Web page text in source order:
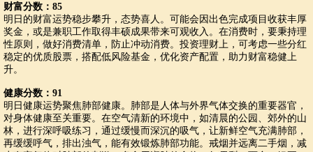
财富分数：85
明日的财富运势稳步攀升，态势喜人。可能会因出色完成项目收获丰厚
奖金，或是兼职工作取得丰硕成果带来可观收入。在消费时，要秉持理
性原则，做好消费清单，防止冲动消费。投资理财上，可考虑一些分红
稳定的优质股票，搭配低风险基金，优化资产配置，助力财富稳健上
升。
健康分数：91
明日健康运势聚焦肺部健康。肺部是人体与外界气体交换的重要器官，
对身体健康至关重要。在空气清新的环境中，如清晨的公园、郊外的山
林，进行深呼吸练习，通过缓慢而深沉的吸气，让新鲜空气充满肺部，
再缓缓呼气，排出浊气，能有效锻炼肺部功能。戒烟并远离二手烟，减